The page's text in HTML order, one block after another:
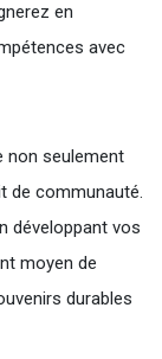
en
avec
non seulement
de communauté.
développant vos
moyen de
durables